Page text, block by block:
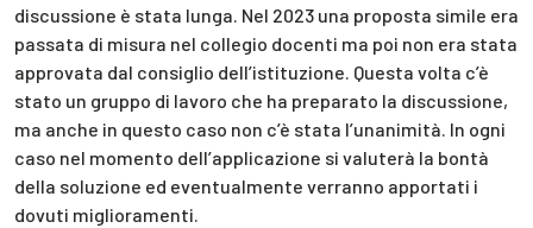
discussione è stata lunga. Nel 2023 una proposta simile era
passata di misura nel collegio docenti ma poi non era stata
approvata dal consiglio dell’istituzione. Questa volta c’è
stato un gruppo di lavoro che ha preparato la discussione,
ma anche in questo caso non c’è stata l’unanimità. In ogni
caso nel momento dell’applicazione si valuterà la bontà
della soluzione ed eventualmente verranno apportati i
dovuti miglioramenti.